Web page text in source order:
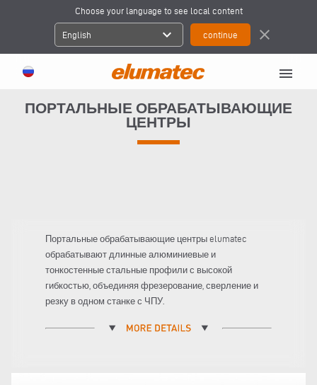
Choose your language to see local content
English expand_more close
menu
ПОРТАЛЬНЫЕ ОБРАБАТЫВАЮЩИЕ
ЦЕНТРЫ
Портальные обрабатывающие центры elumatec
обрабатывают длинные алюминиевые и
тонкостенные стальные профили с высокой
гибкостью, объединяя фрезерование, сверление и
резку в одном станке с ЧПУ.